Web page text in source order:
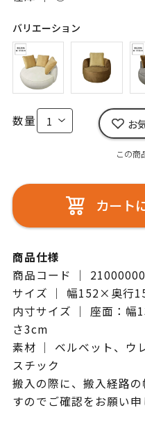
バリエーション
数量 お
この商
カート
商品仕様
商品コード ｜
サイズ ｜ 幅152×奥行
内寸サイズ ｜ 座面：
さ3cm
素材 ｜ ベルベット、ウ
スチック
搬入の際に、搬入経路
すのでご確認をお願い申